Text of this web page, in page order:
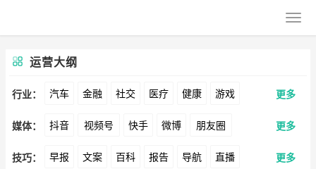
运营大纲
行业： 汽车 金融 社交 医疗 健康 游戏
动漫 美妆 美食 家装 教育 婚纱
酒旅 母婴 宠物 文娱 跨境 科技
更多
媒体： 抖音 视频号 快手 微博 朋友圈
公众号 B站 小红书 头条 知乎
更多
技巧： 早报 文案 百科 报告 导航 直播 更多